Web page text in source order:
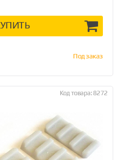
Под заказ
Код товара: 8272